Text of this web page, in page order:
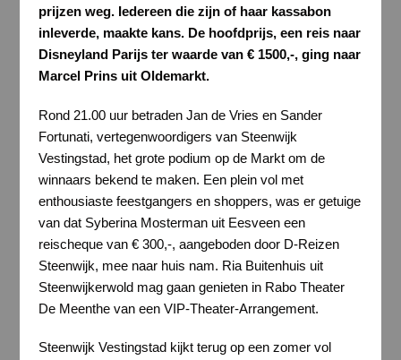
prijzen weg. Iedereen die zijn of haar kassabon
inleverde, maakte kans. De hoofdprijs, een reis naar
Disneyland Parijs ter waarde van € 1500,-, ging naar
Marcel Prins uit Oldemarkt.
Rond 21.00 uur betraden Jan de Vries en Sander
Fortunati, vertegenwoordigers van Steenwijk
Vestingstad, het grote podium op de Markt om de
winnaars bekend te maken. Een plein vol met
enthousiaste feestgangers en shoppers, was er getuige
van dat Syberina Mosterman uit Eesveen een
reischeque van € 300,-, aangeboden door D-Reizen
Steenwijk, mee naar huis nam. Ria Buitenhuis uit
Steenwijkerwold mag gaan genieten in Rabo Theater
De Meenthe van een VIP-Theater-Arrangement.
Steenwijk Vestingstad kijkt terug op een zomer vol